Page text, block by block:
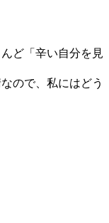
ど「辛い自分を見
ので、私にはどう